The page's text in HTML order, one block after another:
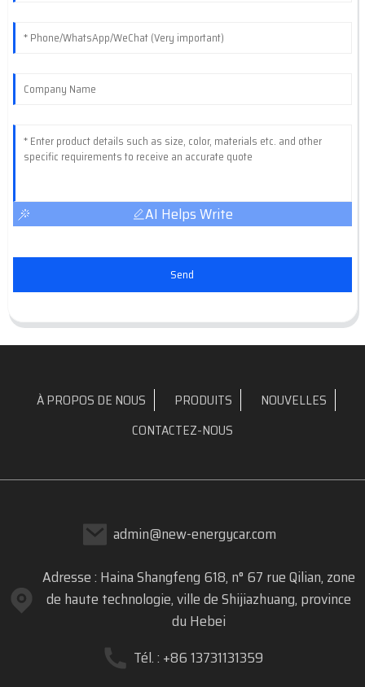
AI Helps Write
Send
À PROPOS DE NOUS PRODUITS
NOUVELLES
CONTACTEZ-NOUS
admin@new-energycar.com
Adresse : Haina Shangfeng 618, n° 67 rue Qilian, zone
de haute technologie, ville de Shijiazhuang, province
du Hebei
Tél. : +86 13731131359